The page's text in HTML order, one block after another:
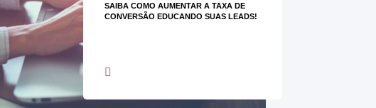
SAIBA COMO AUMENTAR A TAXA DE
CONVERSÃO EDUCANDO SUAS LEADS!